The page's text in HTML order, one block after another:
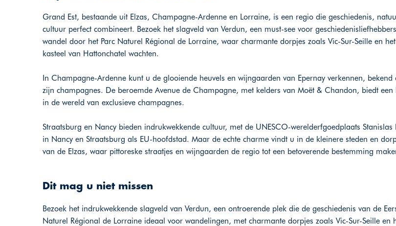
Grand Est, bestaande uit Elzas, Champagne-Ardenne en Lorraine, is een regio die geschiedenis,
cultuur perfect combineert. Bezoek het slagveld van Verdun, een must-see voor
wandel door het Parc Naturel Régional de Lorraine, waar charmante dorpjes zoals Vic-Sur-Seille en het
kasteel van Hattonchatel wachten.
In Champagne-Ardenne kunt u de glooiende heuvels en wijngaarden van Epernay verkennen, bekend
zijn champagnes. De beroemde Avenue de Champagne, met kelders van Moët & Chandon, biedt een
in de wereld van exclusieve champagnes.
Straatsburg en Nancy bieden indrukwekkende cultuur, met de UNESCO-werelderfgoedplaats Stanislas
in Nancy en Straatsburg als EU-hoofdstad. Maar de echte charme vindt u in de kleinere steden en
van de Elzas, waar pittoreske straatjes en wijngaarden de regio tot een betoverende bestemming
Dit mag u niet missen
Bezoek het indrukwekkende slagveld van Verdun, een ontroerende plek die de geschiedenis van de
Naturel Régional de Lorraine ideaal voor wandelingen, met charmante dorpjes zoals Vic-Sur-Seille en